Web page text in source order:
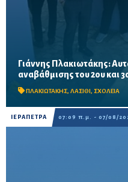
Γιάννης Πλακιωτάκης:
αναβάθμισης του 2ου και
ΠΛΑΚΙΩΤΑΚΗΣ, ΛΑΣΙΘΙ, ΣΧΟΛΕΙΑ
Οι παρεμβάσεις του
αναμένεται να ολοκληρωθούν
Προβλέπονται ανακαινίσεις
ΙΕΡΑΠΕΤΡΑ 07:09 π.μ. - 07/08/